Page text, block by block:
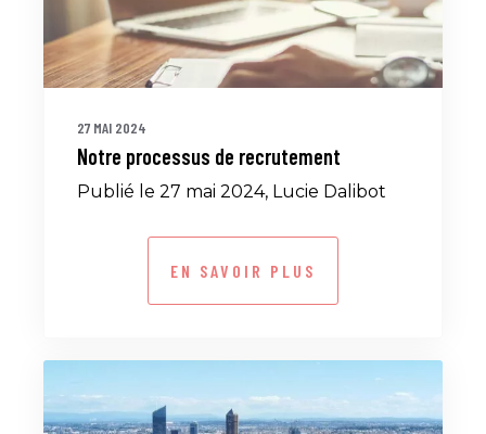
27 MAI 2024
Notre processus de recrutement
Publié le 27 mai 2024, Lucie Dalibot
EN SAVOIR PLUS